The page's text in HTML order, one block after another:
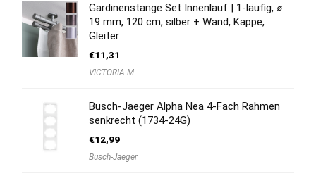
Gardinenstange Set Innenlauf | 1-läufig, ⌀
19 mm, 120 cm, silber + Wand, Kappe,
Gleiter
€11,31
VICTORIA M
Busch-Jaeger Alpha Nea 4-Fach Rahmen
senkrecht (1734-24G)
€12,99
Busch-Jaeger